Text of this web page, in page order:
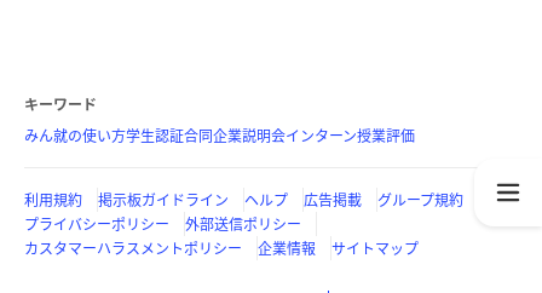
キーワード
みん就の使い方学生認証合同企業説明会インターン授業評価
利用規約 掲示板ガイドライン ヘルプ 広告掲載
グループ規約
プライバシーポリシー
外部送信ポリシー
カスタマーハラスメントポリシー
企業情報 サイトマップ